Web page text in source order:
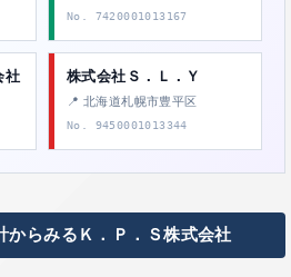
No. 7420001013167
社 株式会社Ｓ．Ｌ．Ｙ
📍 北海道札幌市豊平区
No. 9450001013344
からみるＫ．Ｐ．Ｓ株式会社